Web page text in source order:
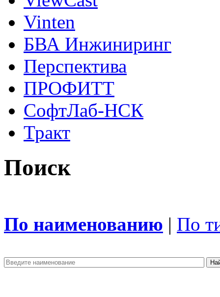
Vinten
БВА Инжиниринг
Перспектива
ПРОФИТТ
СофтЛаб-НСК
Тракт
Поиск
По наименованию | По